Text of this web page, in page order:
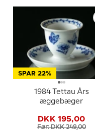
SPAR 22%
1984 Tettau Års
æggebæger
DKK 195,00
Før: DKK 249,00